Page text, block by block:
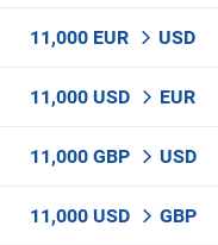
11,000 EUR USD
11,000 USD EUR
11,000 GBP USD
11,000 USD GBP